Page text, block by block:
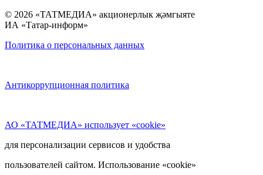
© 2026 «ТАТМЕДИА» акционерлык җәмгыяте
ИА «Татар-информ»
Политика о персональных данных
Антикоррупционная политика
АО «ТАТМЕДИА» использует «cookie»
для персонализации сервисов и удобства
пользователей сайтом. Использование «cookie»